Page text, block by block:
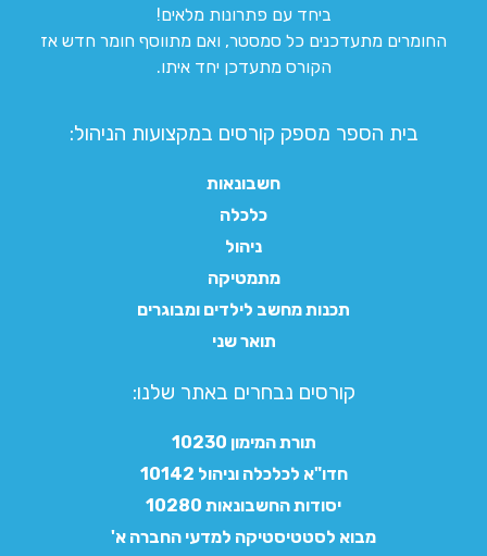
ביחד עם פתרונות מלאים!
החומרים מתעדכנים כל סמסטר, ואם מתווסף חומר חדש אז
הקורס מתעדכן יחד איתו.
בית הספר מספק קורסים במקצועות הניהול:
חשבונאות
כלכלה
ניהול
מתמטיקה
תכנות מחשב לילדים ומבוגרים
תואר שני
קורסים נבחרים באתר שלנו:​
תורת המימון 10230
חדו"א לכלכלה וניהול 10142
יסודות החשבונאות 10280
מבוא לסטטיסטיקה למדעי החברה א'